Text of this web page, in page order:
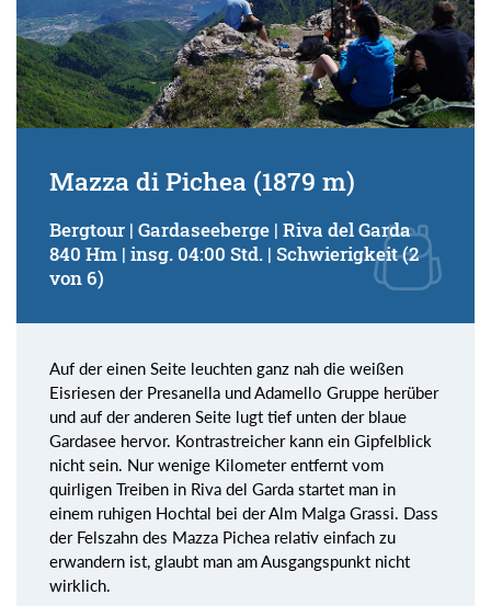
Mazza di Pichea (1879 m)
Bergtour | Gardaseeberge | Riva del Garda
840 Hm | insg. 04:00 Std. | Schwierigkeit (2
von 6)
Auf der einen Seite leuchten ganz nah die weißen
Eisriesen der Presanella und Adamello Gruppe herüber
und auf der anderen Seite lugt tief unten der blaue
Gardasee hervor. Kontrastreicher kann ein Gipfelblick
nicht sein. Nur wenige Kilometer entfernt vom
quirligen Treiben in Riva del Garda startet man in
einem ruhigen Hochtal bei der Alm Malga Grassi. Dass
der Felszahn des Mazza Pichea relativ einfach zu
erwandern ist, glaubt man am Ausgangspunkt nicht
wirklich.